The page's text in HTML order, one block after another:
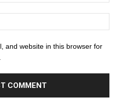
and website in this browser for